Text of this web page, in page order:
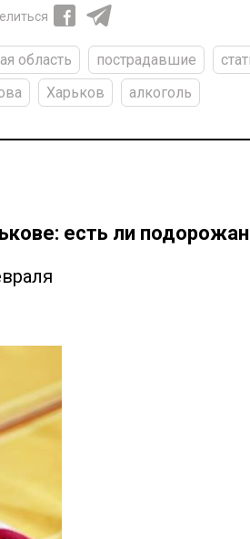
область пострадавшие
Харьков алкоголь
есть ли